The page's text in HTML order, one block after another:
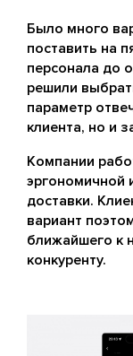
Было много
поставить на
персонала до
решили
параметр
клиента, но и
Компании
эргономичной
доставки.
вариант
ближайшего к
конкуренту.